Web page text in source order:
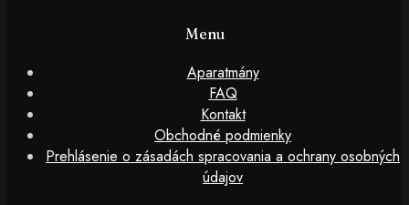
Menu
Aparatmány
FAQ
Kontakt
Obchodné podmienky
Prehlásenie o zásadách spracovania a ochrany osobných
údajov